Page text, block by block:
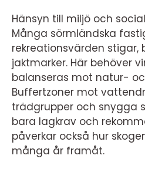
Hänsyn till miljö och
Många sörmländska
rekreationsvärden stigar,
jaktmarker. Här behöver
balanseras mot natur-
Buffertzoner mot
trädgrupper och snygga
bara lagkrav och
påverkar också hur
många år framåt.